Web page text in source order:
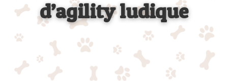
d’agility ludique